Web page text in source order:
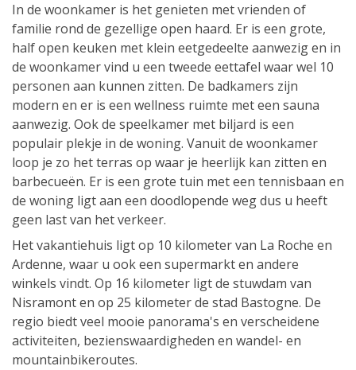
In de woonkamer is het genieten met vrienden of
familie rond de gezellige open haard. Er is een grote,
half open keuken met klein eetgedeelte aanwezig en in
de woonkamer vind u een tweede eettafel waar wel 10
personen aan kunnen zitten. De badkamers zijn
modern en er is een wellness ruimte met een sauna
aanwezig. Ook de speelkamer met biljard is een
populair plekje in de woning. Vanuit de woonkamer
loop je zo het terras op waar je heerlijk kan zitten en
barbecueën. Er is een grote tuin met een tennisbaan en
de woning ligt aan een doodlopende weg dus u heeft
geen last van het verkeer.
Het vakantiehuis ligt op 10 kilometer van La Roche en
Ardenne, waar u ook een supermarkt en andere
winkels vindt. Op 16 kilometer ligt de stuwdam van
Nisramont en op 25 kilometer de stad Bastogne. De
regio biedt veel mooie panorama's en verscheidene
activiteiten, bezienswaardigheden en wandel- en
mountainbikeroutes.